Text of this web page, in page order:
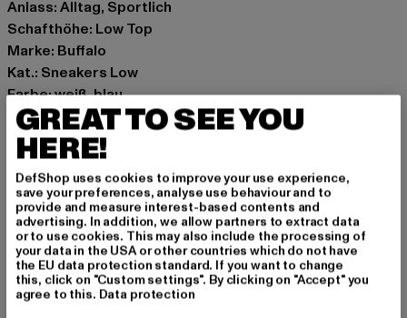
Anlass: Alltag, Sportlich
Schafthöhe: Low Top
Marke: Buffalo
Kat.: Sneakers Low
Farbe: weiß, blau
Hersteller Farbe: white/pink/blue
Obermaterial: sonstiges Material
Innenfutter: Textil
Art.Nr: 1636427-06892
Hersteller: Buffalo Boots GmbH |service-de@buffalo-
boots.com
Schanzenstraße 41 | 51063 Köln | DE
GREAT TO SEE YOU
HERE!
DefShop uses cookies to improve your use experience,
save your preferences, analyse use behaviour and to
provide and measure interest-based contents and
advertising. In addition, we allow partners to extract data
or to use cookies. This may also include the processing of
your data in the USA or other countries which do not have
the EU data protection standard. If you want to change
this, click on "Custom settings". By clicking on "Accept" you
agree to this. Data protection